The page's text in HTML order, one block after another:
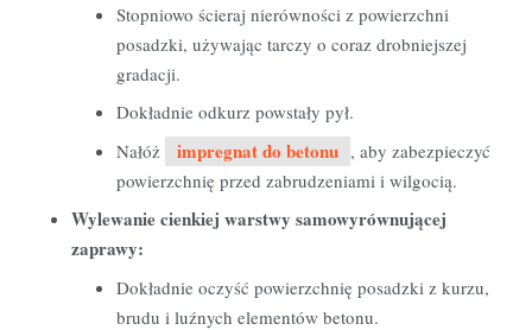
Stopniowo ścieraj nierówności z powierzchni
posadzki, używając tarczy o coraz drobniejszej
gradacji.
Dokładnie odkurz powstały pył.
Nałóż
impregnat do betonu , aby zabezpieczyć
powierzchnię przed zabrudzeniami i wilgocią.
Wylewanie cienkiej warstwy samowyrównującej
zaprawy:
Dokładnie oczyść powierzchnię posadzki z kurzu,
brudu i luźnych elementów betonu.